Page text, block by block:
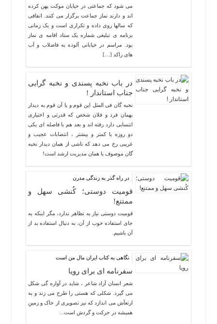
می شود که جماعتی در خیابان موکت پهن کرده
اند و دارند نماز جماعت برگزار می کنند. اتفاقی
که سالها روی داده و تکراری است و یک زمانی
برنامه ی تبلیغی شماره یک ستاد اقامه ی نماز
بود. مراسم در خیابانی آلوده به فاضلاب و آب
های راکد […]
در باب نخبه پسندی و نخبه گرایی
جناب استاندار !
نخبه گان فی المثل این قوم و یا آن قوم به دیدار
بهمان فرد و فلان شخص که قدرتی و اختیاری
انتسابی دارد رفته اند و بعد هم با فاصله ای یکی
دو روزه یا کمتر و بیشتر ، انتصابات عجیب و
غریبی رخ می دهد که ناشی از همان دیدار نخبه
گان موصوف با همان مدیریت ارشد است!
در راه گذر به زندگی مدرن
قومیت دوستی؛ کُنشی سهل و
ممتنع!
قومیت دوستی نیاز به تظاهر ندارد، مگر اینکه به
جای استفاده خوب از آن، به دنبال استفاده بد از
آن باشیم.
نگاهی به کتاب ایران مال من است
سفرنامه ای برای رویا
شعر انسان آزاد شاعر ، شاید در آواره گی شکل
می گیرد. شکلی که هستی را طرح می زند و به
ارتعآش می اندازد که نیز تصویری از خاک و زمینِ
همیشه در حرکت و گردش است...